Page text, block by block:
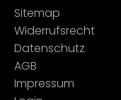
Sitemap
Widerrufsrecht
Datenschutz
AGB
Impressum